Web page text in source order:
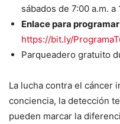
sábados de 7:00 a.m. a
Enlace para
https://bit.ly/
Parqueadero gratuito
La lucha contra el cáncer
conciencia, la detección
pueden marcar la